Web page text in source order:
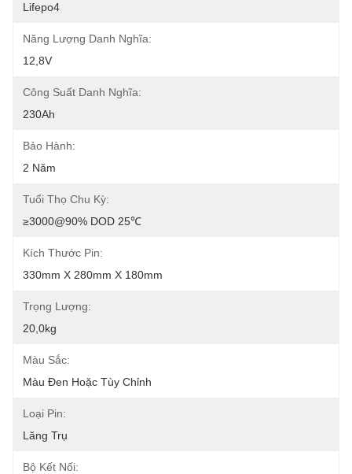
Lifepo4
Năng Lượng Danh Nghĩa:
12,8V
Công Suất Danh Nghĩa:
230Ah
Bảo Hành:
2 Năm
Tuổi Thọ Chu Kỳ:
≥3000@90% DOD 25℃
Kích Thước Pin:
330mm X 280mm X 180mm
Trọng Lượng:
20,0kg
Màu Sắc:
Màu Đen Hoặc Tùy Chỉnh
Loại Pin:
Lăng Trụ
Bộ Kết Nối: